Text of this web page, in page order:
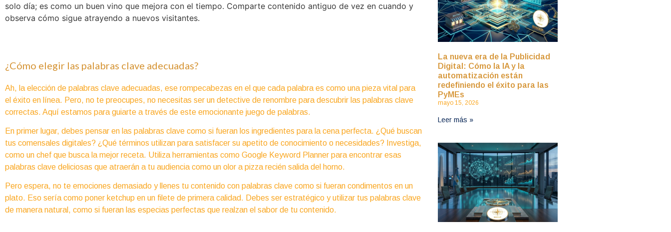
solo día; es como un buen vino que mejora con el tiempo. Comparte contenido antiguo de vez en cuando y
observa cómo sigue atrayendo a nuevos visitantes.
¿Cómo elegir las palabras clave adecuadas?
Ah, la elección de palabras clave adecuadas, ese rompecabezas en el que cada palabra es como una pieza vital para
el éxito en línea. Pero, no te preocupes, no necesitas ser un detective de renombre para descubrir las palabras clave
correctas. Aquí estamos para guiarte a través de este emocionante juego de palabras.
En primer lugar, debes pensar en las palabras clave como si fueran los ingredientes para la cena perfecta. ¿Qué buscan
tus comensales digitales? ¿Qué términos utilizan para satisfacer su apetito de conocimiento o necesidades? Investiga,
como un chef que busca la mejor receta. Utiliza herramientas como Google Keyword Planner para encontrar esas
palabras clave deliciosas que atraerán a tu audiencia como un olor a pizza recién salida del horno.
Pero espera, no te emociones demasiado y llenes tu contenido con palabras clave como si fueran condimentos en un
plato. Eso sería como poner ketchup en un filete de primera calidad. Debes ser estratégico y utilizar tus palabras clave
de manera natural, como si fueran las especias perfectas que realzan el sabor de tu contenido.
La nueva era de la Publicidad
Digital: Cómo la IA y la
automatización están
redefiniendo el éxito para las
PyMEs
mayo 15, 2026
Leer más »